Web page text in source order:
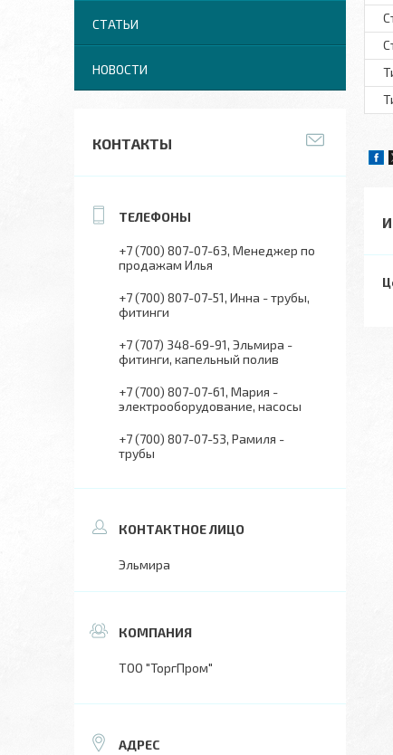
СТАТЬИ
НОВОСТИ
КОНТАКТЫ
+7 (700) 807-07-63 Менеджер по
продажам Илья
+7 (700) 807-07-51 Инна - трубы,
фитинги
+7 (707) 348-69-91 Эльмира -
фитинги, капельный полив
+7 (700) 807-07-61 Мария -
электрооборудование, насосы
+7 (700) 807-07-53 Рамиля -
трубы
Эльмира
ТОО "ТоргПром"